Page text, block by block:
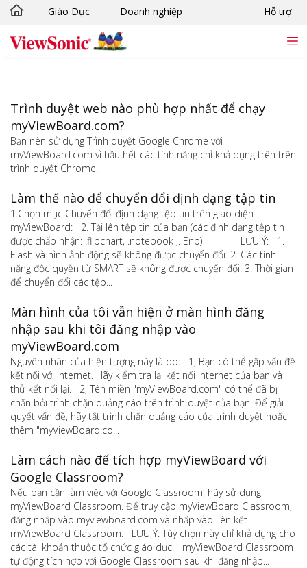
Chuyển đến nội dung chính
Giáo Dục Doanh nghiệp Hỗ trợ
Trình duyệt web nào phù hợp nhất để chạy
myViewBoard.com?
Bạn nên sử dụng Trình duyệt Google Chrome với
myViewBoard.com vì hầu hết các tính năng chỉ khả dụng trên trên
trình duyệt Chrome.
Làm thế nào để chuyển đổi định dạng tập tin
1.Chọn mục Chuyển đổi định dạng tệp tin trên giao diện
myViewBoard: 2. Tải lên tệp tin của bạn (các định dạng tệp tin
được chấp nhận: .flipchart, .notebook ,. Enb) LƯU Ý: 1.
Flash và hình ảnh động sẽ không được chuyển đổi. 2. Các tính
năng độc quyền từ SMART sẽ không được chuyển đổi. 3. Thời gian
để chuyển đổi các tệp...
Màn hình của tôi vẫn hiện ở màn hình đăng
nhập sau khi tôi đăng nhập vào
myViewBoard.com
Nguyên nhân của hiện tượng này là do: 1, Bạn có thể gặp vấn đề
kết nối với internet. Hãy kiểm tra lại kết nối Internet của bạn và
thử kết nối lại. 2, Tên miền "myViewBoard.com" có thể đã bị
chặn bởi trình chặn quảng cáo trên trình duyệt của bạn. Để giải
quyết vấn đề, hãy tắt trình chặn quảng cáo của trình duyệt hoặc
thêm "myViewBoard.co...
Làm cách nào để tích hợp myViewBoard với
Google Classroom?
Nếu bạn cần làm việc với Google Classroom, hãy sử dụng
myViewBoard Classroom. Để truy cập myViewBoard Classroom,
đăng nhập vào myviewboard.com và nhấp vào liên kết
myViewBoard Classroom. LƯU Ý: Tùy chọn này chỉ khả dụng cho
các tài khoản thuộc tổ chức giáo dục. myViewBoard Classroom
tự động tích hợp với Google Classroom sau khi đăng nhập...